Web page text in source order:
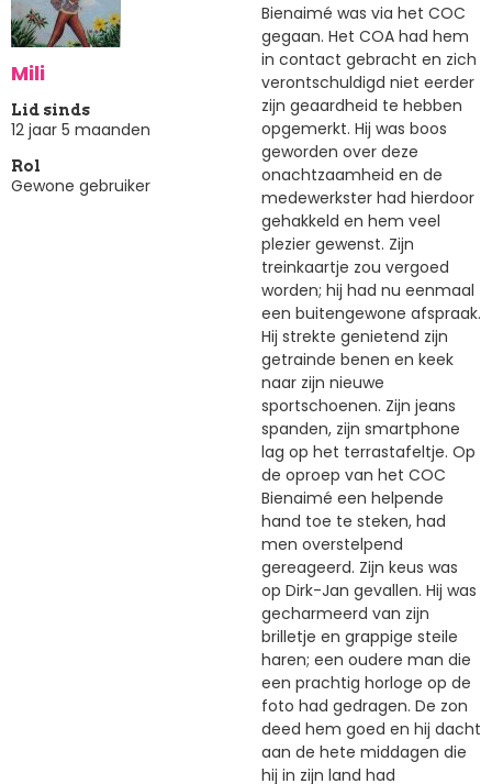
Mili
Lid sinds
12 jaar 5 maanden
Rol
Gewone gebruiker
Bienaimé was via het COC
gegaan. Het COA had hem
in contact gebracht en zich
verontschuldigd niet eerder
zijn geaardheid te hebben
opgemerkt. Hij was boos
geworden over deze
onachtzaamheid en de
medewerkster had hierdoor
gehakkeld en hem veel
plezier gewenst. Zijn
treinkaartje zou vergoed
worden; hij had nu eenmaal
een buitengewone afspraak.
Hij strekte genietend zijn
getrainde benen en keek
naar zijn nieuwe
sportschoenen. Zijn jeans
spanden, zijn smartphone
lag op het terrastafeltje. Op
de oproep van het COC
Bienaimé een helpende
hand toe te steken, had
men overstelpend
gereageerd. Zijn keus was
op Dirk-Jan gevallen. Hij was
gecharmeerd van zijn
brilletje en grappige steile
haren; een oudere man die
een prachtig horloge op de
foto had gedragen. De zon
deed hem goed en hij dacht
aan de hete middagen die
hij in zijn land had